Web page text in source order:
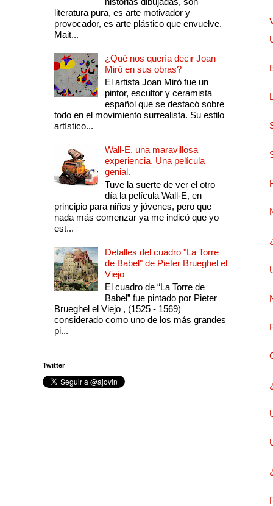
literatura pura, es arte motivador y
provocador, es arte plástico que envuelve.
Mait...
¿Qué nos quería decir Joan
Miró en sus obras?
El artista Joan Miró fue un
pintor, escultor y ceramista
español que se destacó sobre
todo en el movimiento surrealista. Su estilo
artístico...
Wall-E, una maravillosa
experiencia. Una película
genial.
Tuve la suerte de ver el otro
día la película Wall-E, en
principio para niños y jóvenes, pero que
nada más comenzar ya me indicó que yo
est...
Detalles del cuadro "La Torre
de Babel" de Pieter Brueghel el
Viejo
El cuadro de “La Torre de
Babel” fue pintado por Pieter
Brueghel el Viejo , (1525 - 1569)
considerado como uno de los más grandes
pi...
Twitter